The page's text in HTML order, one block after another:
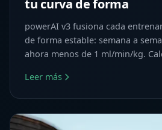
tu curva de forma
powerAI v3 fusiona cada
de forma estable: semana a
ahora menos de 1 ml/min/kg.
Leer más